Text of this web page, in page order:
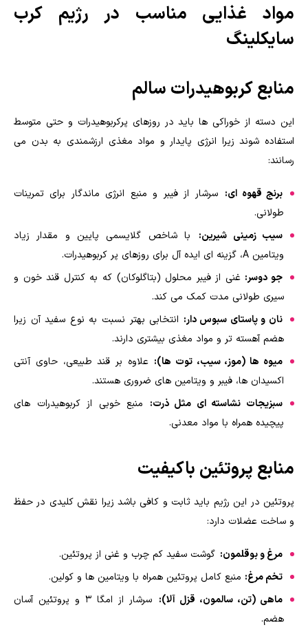
مواد غذایی مناسب در رژیم کرب
سایکلینگ
منابع کربوهیدرات سالم
این دسته از خوراکی ها باید در روزهای پرکربوهیدرات و حتی متوسط
استفاده شوند زیرا انرژی پایدار و مواد مغذی ارزشمندی به بدن می
رسانند:
برنج قهوه ای: سرشار از فیبر و منبع انرژی ماندگار برای تمرینات
طولانی.
سیب زمینی شیرین:
با شاخص گلایسمی پایین و مقدار زیاد
ویتامین A، گزینه ای ایده آل برای روزهای پر کربوهیدرات.
جو دوسر: غنی از فیبر محلول (بتاگلوکان) که به کنترل قند خون و
سیری طولانی مدت کمک می کند.
نان و پاستای سبوس دار: انتخابی بهتر نسبت به نوع سفید آن زیرا
هضم آهسته تر و مواد مغذی بیشتری دارند.
میوه ها (موز، سیب، توت ها): علاوه بر قند طبیعی، حاوی آنتی
اکسیدان ها، فیبر و ویتامین های ضروری هستند.
سبزیجات نشاسته ای مثل ذرت: منبع خوبی از کربوهیدرات های
پیچیده همراه با مواد معدنی.
منابع پروتئین باکیفیت
پروتئین در این رژیم باید ثابت و کافی باشد زیرا نقش کلیدی در حفظ
و ساخت عضلات دارد:
مرغ و بوقلمون: گوشت سفید کم چرب و غنی از پروتئین.
تخم مرغ: منبع کامل پروتئین همراه با ویتامین ها و کولین.
ماهی (تن، سالمون، قزل آلا):
سرشار از امگا ۳ و پروتئین آسان
هضم.